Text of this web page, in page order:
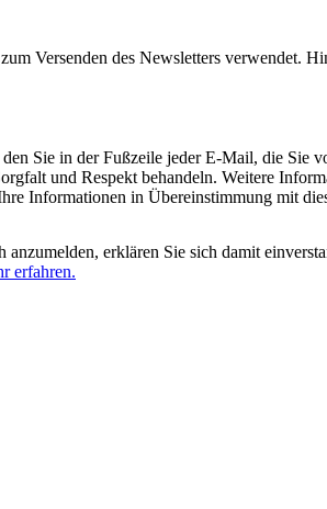
Versenden des Newsletters verwendet.
Sie in der Fußzeile jeder E-Mail, die Sie
und Respekt behandeln. Weitere
Informationen in Übereinstimmung mit
erklären Sie sich damit
erfahren.